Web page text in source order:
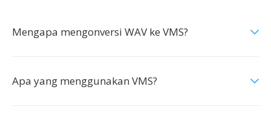
Mengapa mengonversi WAV ke VMS?
Apa yang menggunakan VMS?